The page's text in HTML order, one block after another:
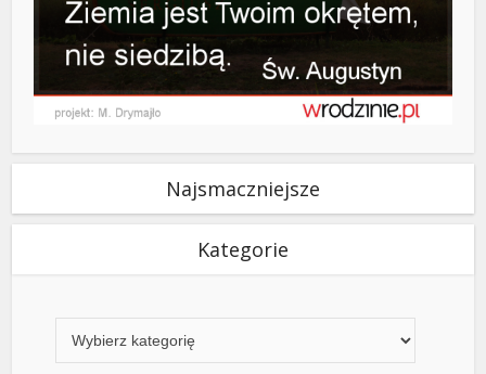
Najsmaczniejsze
Kategorie